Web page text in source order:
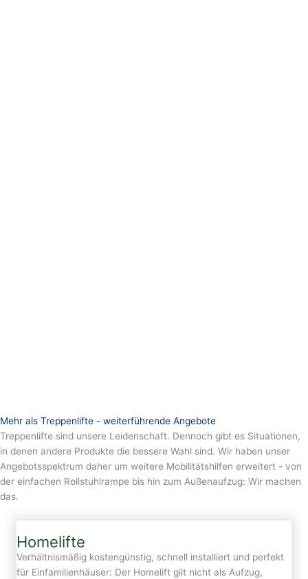
Mehr als Treppenlifte - weiterführende Angebote
Treppenlifte sind unsere Leidenschaft. Dennoch gibt es Situationen,
in denen andere Produkte die bessere Wahl sind. Wir haben unser
Angebotsspektrum daher um weitere Mobilitätshilfen erweitert - von
der einfachen Rollstuhlrampe bis hin zum Außenaufzug: Wir machen
das.
Homelifte
Verhältnismäßig kostengünstig, schnell installiert und perfekt
für Einfamilienhäuser: Der Homelift gilt nicht als Aufzug,